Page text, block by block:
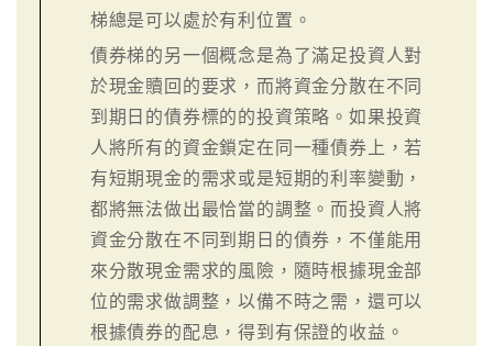
梯總是可以處於有利位置。
債券梯的另一個概念是為了滿足投資人對
於現金贖回的要求，而將資金分散在不同
到期日的債券標的的投資策略。如果投資
人將所有的資金鎖定在同一種債券上，若
有短期現金的需求或是短期的利率變動，
都將無法做出最恰當的調整。而投資人將
資金分散在不同到期日的債券，不僅能用
來分散現金需求的風險，隨時根據現金部
位的需求做調整，以備不時之需，還可以
根據債券的配息，得到有保證的收益。